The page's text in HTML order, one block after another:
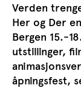
Verden
Her og Der
Bergen 15.-
utstillinger,
åpningsfest,